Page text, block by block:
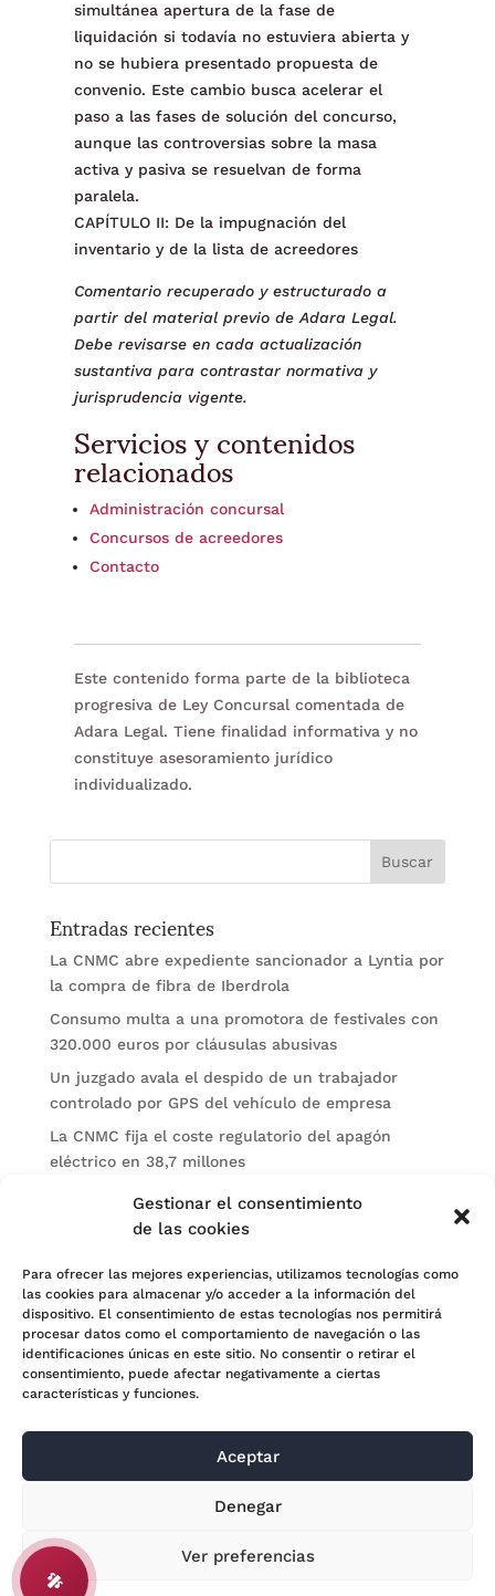
Gestionar el consentimiento
de las cookies
Para ofrecer las mejores experiencias, utilizamos tecnologías como
las cookies para almacenar y/o acceder a la información del
dispositivo. El consentimiento de estas tecnologías nos permitirá
procesar datos como el comportamiento de navegación o las
identificaciones únicas en este sitio. No consentir o retirar el
consentimiento, puede afectar negativamente a ciertas
características y funciones.
Aceptar
Denegar
Ver preferencias
simultánea apertura de la fase de
liquidación si todavía no estuviera abierta y
no se hubiera presentado propuesta de
convenio. Este cambio busca acelerar el
paso a las fases de solución del concurso,
aunque las controversias sobre la masa
activa y pasiva se resuelvan de forma
paralela.
CAPÍTULO II: De la impugnación del
inventario y de la lista de acreedores
Comentario recuperado y estructurado a
partir del material previo de Adara Legal.
Debe revisarse en cada actualización
sustantiva para contrastar normativa y
jurisprudencia vigente.
Servicios y contenidos
relacionados
Administración concursal
Concursos de acreedores
Contacto
Este contenido forma parte de la biblioteca
progresiva de Ley Concursal comentada de
Adara Legal. Tiene finalidad informativa y no
constituye asesoramiento jurídico
individualizado.
Entradas recientes
La CNMC abre expediente sancionador a Lyntia por
la compra de fibra de Iberdrola
Consumo multa a una promotora de festivales con
320.000 euros por cláusulas abusivas
Un juzgado avala el despido de un trabajador
controlado por GPS del vehículo de empresa
La CNMC fija el coste regulatorio del apagón
eléctrico en 38,7 millones
El BOE publica sanciones de la CNMV a Soltec y
Categorías
Actualidad
Noticias Jurídicas
Subastas
Aviso Legal
🎤